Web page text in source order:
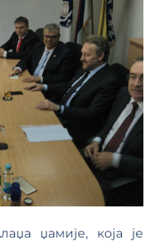
џамије, која је